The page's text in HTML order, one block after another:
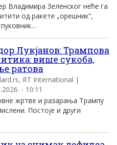
Владимира Зеленског неће га
од ракете „орешник“,
Лукјанов: Трампова
више сукоба,
ратова
RT International |
- 10:11
жртве и разарања Трампу
Постоје и други